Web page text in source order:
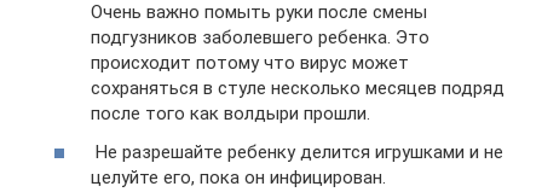
Очень важно помыть руки после смены
подгузников заболевшего ребенка. Это
происходит потому что вирус может
сохраняться в стуле несколько месяцев подряд
после того как волдыри прошли.
Не разрешайте ребенку делится игрушками и не
целуйте его, пока он инфицирован.